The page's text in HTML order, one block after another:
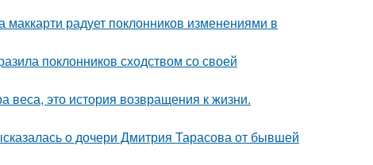
радует поклонников изменениями в
поклонников сходством со своей
веса, это история возвращения к жизни.
о дочери Дмитрия Тарасова от бывшей